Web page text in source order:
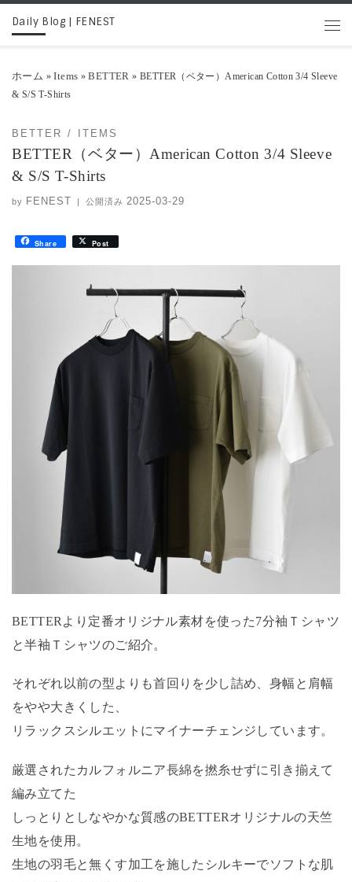
コンテンツへスキップ
Daily Blog | FENEST
ホーム » Items » BETTER » BETTER（ベター）American Cotton 3/4 Sleeve
& S/S T-Shirts
BETTER ITEMS
BETTER（ベター）American Cotton 3/4 Sleeve
& S/S T-Shirts
by FENEST | 公開済み 2025-03-29
Share Post
BETTERより定番オリジナル素材を使った7分袖Ｔシャツ
と半袖Ｔシャツのご紹介。
それぞれ以前の型よりも首回りを少し詰め、身幅と肩幅
をやや大きくした、
リラックスシルエットにマイナーチェンジしています。
厳選されたカルフォルニア長綿を撚糸せずに引き揃えて
編み立てた
しっとりとしなやかな質感のBETTERオリジナルの天竺
生地を使用。
生地の羽毛と無くす加工を施したシルキーでソフトな肌